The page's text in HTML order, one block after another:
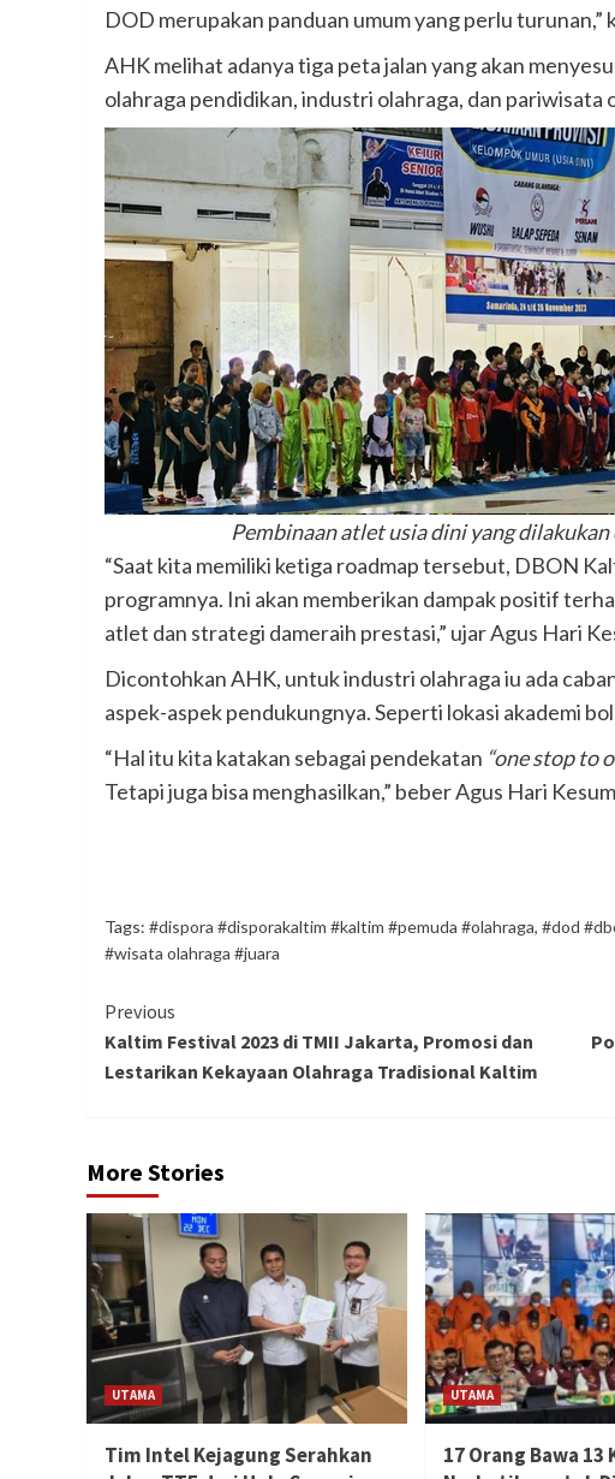
DOD merupakan panduan umum yang perlu
AHK melihat adanya tiga peta jalan yang akan
olahraga pendidikan, industri olahraga, dan pariwisata
Pembinaan atlet usia dini yang
“Saat kita memiliki ketiga roadmap tersebut, DBON
programnya. Ini akan memberikan dampak positif
atlet dan strategi dameraih prestasi,” ujar Agus Hari
Dicontohkan AHK, untuk industri olahraga iu ada
aspek-aspek pendukungnya. Seperti lokasi akademi
“Hal itu kita katakan sebagai pendekatan “one stop to
Tetapi juga bisa menghasilkan,” beber Agus Hari
Tags: #dispora #disporakaltim #kaltim #pemuda #olahraga, #dod
#wisata olahraga #juara
Continue
Reading
Previous
Kaltim Festival 2023 di TMII Jakarta, Promosi dan
Lestarikan Kekayaan Olahraga Tradisional Kaltim
More Stories
UTAMA
Tim Intel Kejagung Serahkan
UTAMA
17 Orang Bawa 13